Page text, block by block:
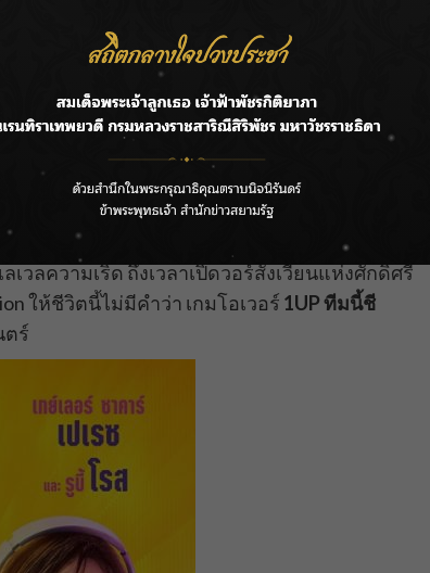
วลความเริ่ด ถึงเวลาเปิดวอร์สังเวียนแห่งศักดิ์ศรี
ให้ชีวิตนี้ไม่มีคำว่า เกมโอเวอร์ 1UPทีมนี้ชี
ตร์